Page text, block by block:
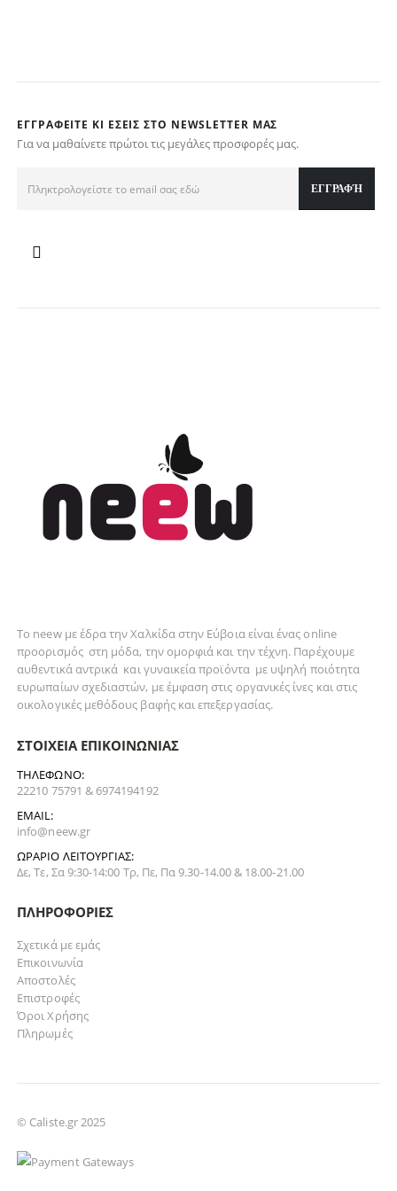
ΕΓΓΡΑΦΕΊΤΕ ΚΙ ΕΣΕΊΣ ΣΤΟ NEWSLETTER ΜΑΣ
Για να μαθαίνετε πρώτοι τις μεγάλες προσφορές μας.
Το neew με έδρα την Xαλκίδα στην Εύβοια είναι ένας online
προορισμός στη μόδα, τηνομορφιά και τηντέχνη. Παρέχουμε
αυθεντικάαντρικά καιγυναικείαπροϊόντα με υψηλή ποιότητα
ευρωπαίων σχεδιαστών, με έμφαση στις οργανικές ίνες και στις
οικολογικές μεθόδους βαφής και επεξεργασίας.
ΣΤΟΙΧΕΊΑ ΕΠΙΚΟΙΝΩΝΊΑΣ
ΤΗΛΈΦΩΝΟ:
22210 75791 & 6974194192
EMAIL:
info@neew.gr
ΩΡΆΡΙΟ ΛΕΙΤΟΥΡΓΊΑΣ:
Δε, Τε, Σα 9:30-14:00 Τρ, Πε, Πα 9.30-14.00 & 18.00-21.00
ΠΛΗΡΟΦΟΡΊΕΣ
Σχετικά με εμάς
Επικοινωνία
Αποστολές
Επιστροφές
Όροι Χρήσης
Πληρωμές
© Caliste.gr 2025